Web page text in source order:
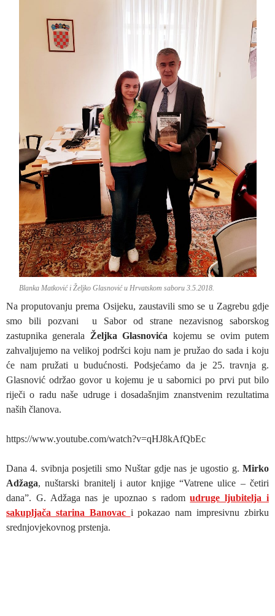
Blanka Matković i Željko Glasnović u Hrvatskom saboru 3.5.2018.
Na proputovanju prema Osijeku, zaustavili smo se u Zagrebu gdje
smo bili pozvani u Sabor od strane nezavisnog saborskog
zastupnika generala Željka Glasnovića kojemu se ovim putem
zahvaljujemo na velikoj podršci koju nam je pružao do sada i koju
će nam pružati u budućnosti. Podsjećamo da je 25. travnja g.
Glasnović održao govor u kojemu je u sabornici po prvi put bilo
riječi o radu naše udruge i dosadašnjim znanstvenim rezultatima
naših članova.
https://www.youtube.com/watch?v=qHJ8kAfQbEc
Dana 4. svibnja posjetili smo Nuštar gdje nas je ugostio g. Mirko
Adžaga, nuštarski branitelj i autor knjige “Vatrene ulice – četiri
dana”. G. Adžaga nas je upoznao s radomudruge ljubitelja i
sakupljača starina Banovac i pokazao nam impresivnu zbirku
srednjovjekovnog prstenja.